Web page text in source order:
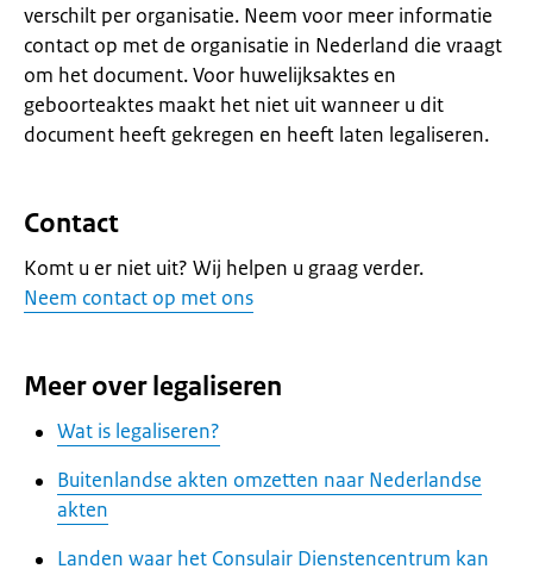
verschilt per organisatie. Neem voor meer informatie
contact op met de organisatie in Nederland die vraagt
om het document. Voor huwelijksaktes en
geboorteaktes maakt het niet uit wanneer u dit
document heeft gekregen en heeft laten legaliseren.
Contact
Komt u er niet uit? Wij helpen u graag verder.
Neem contact op met ons
Meer over legaliseren
Wat is legaliseren?
Buitenlandse akten omzetten naar Nederlandse
akten
Landen waar het Consulair Dienstencentrum kan